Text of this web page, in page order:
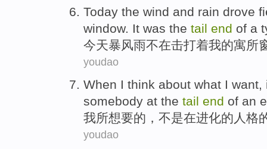
Today the wind and rain drove
window. It was the tail end of a
今天暴风雨不在击打着我的寓所
youdao
When I think about what I want,
somebody at the tail end of an
我所想要的 ， 不是在进化的 人格
youdao